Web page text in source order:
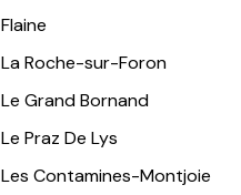
Flaine
La Roche-sur-Foron
Le Grand Bornand
Le Praz De Lys
Les Contamines-Montjoie